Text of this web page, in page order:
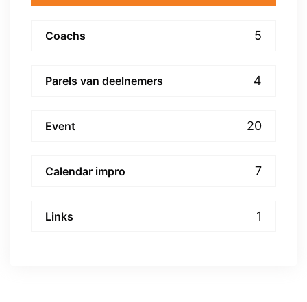
Coachs 5
Parels van deelnemers 4
Event 20
Calendar impro 7
Links 1